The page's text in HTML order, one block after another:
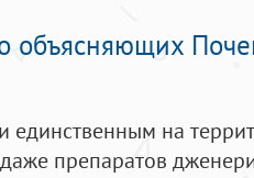
объясняющих
на
препаратов